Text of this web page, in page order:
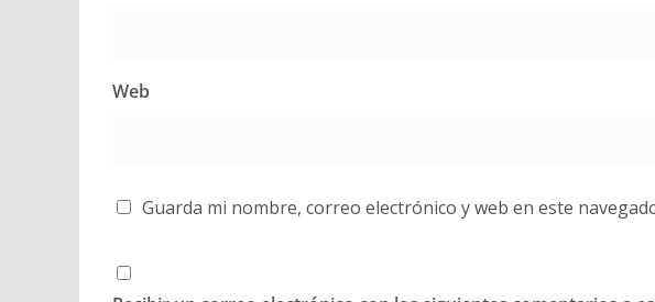
Web
Guarda mi nombre, correo electrónico y web en este